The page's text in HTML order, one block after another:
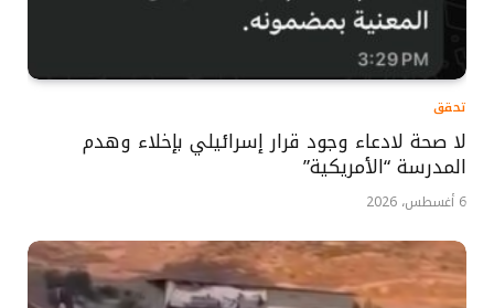
تحقق
لا صحة لادعاء وجود قرار إسرائيلي بإخلاء وهدم
المدرسة “الأمريكية”
6 أغسطس، 2026